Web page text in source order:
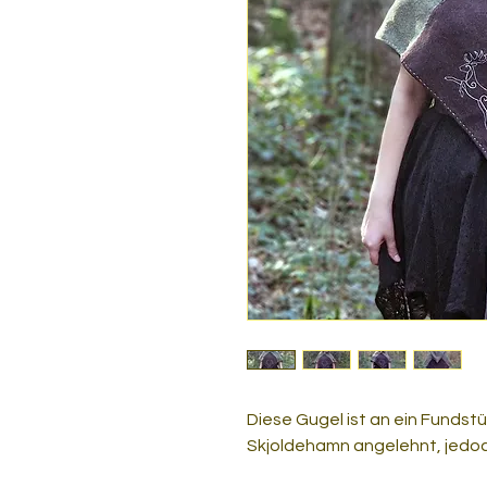
Diese Gugel ist an ein
Skjoldehamn angelehnt,